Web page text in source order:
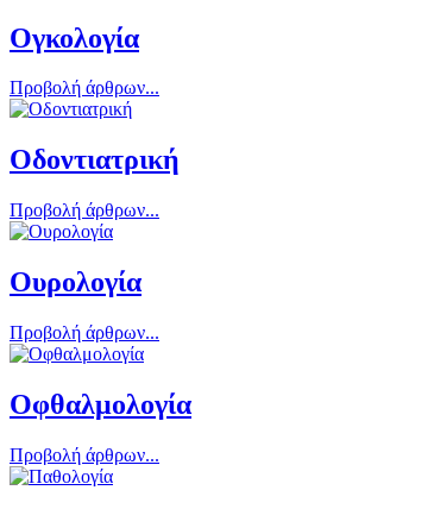
Ογκολογία
Προβολή άρθρων...
Οδοντιατρική
Προβολή άρθρων...
Ουρολογία
Προβολή άρθρων...
Οφθαλμολογία
Προβολή άρθρων...